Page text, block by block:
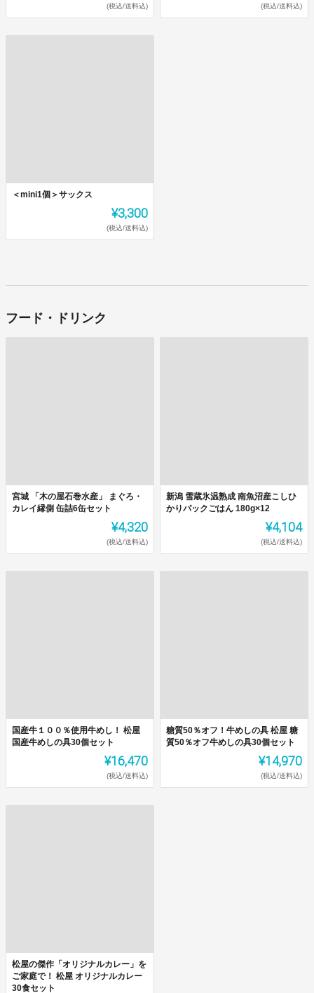
(税込/送料込) (税込/送料込)
＜mini1個＞サックス
¥3,300
(税込/送料込)
フード・ドリンク
宮城 「木の屋石巻水産」 まぐろ・
カレイ縁側 缶詰6缶セット
¥4,320
(税込/送料込)
新潟 雪蔵氷温熟成 南魚沼産こしひ
かりパックごはん 180g×12
¥4,104
(税込/送料込)
国産牛１００％使用牛めし！ 松屋
国産牛めしの具30個セット
¥16,470
(税込/送料込)
糖質50％オフ！牛めしの具 松屋 糖
質50％オフ牛めしの具30個セット
¥14,970
(税込/送料込)
松屋の傑作「オリジナルカレー」を
ご家庭で！ 松屋 オリジナルカレー
30食セット